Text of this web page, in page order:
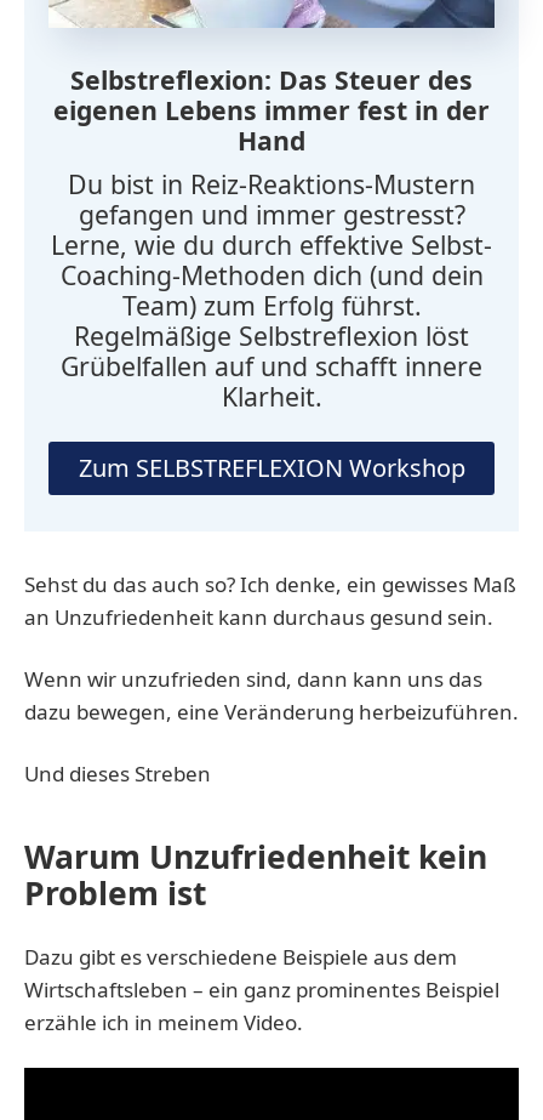
Selbstreflexion: Das Steuer des
eigenen Lebens immer fest in der
Hand
Du bist in Reiz-Reaktions-Mustern
gefangen und immer gestresst?
Lerne, wie du durch effektive Selbst-
Coaching-Methoden dich (und dein
Team) zum Erfolg führst.
Regelmäßige Selbstreflexion löst
Grübelfallen auf und schafft innere
Klarheit.
Zum SELBSTREFLEXION Workshop
Sehst du das auch so? Ich denke, ein gewisses Maß
an Unzufriedenheit kann durchaus gesund sein.
Wenn wir unzufrieden sind, dann kann uns das
dazu bewegen, eine Veränderung herbeizuführen.
Und dieses Streben
Warum Unzufriedenheit kein
Problem ist
Dazu gibt es verschiedene Beispiele aus dem
Wirtschaftsleben – ein ganz prominentes Beispiel
erzähle ich in meinem Video.